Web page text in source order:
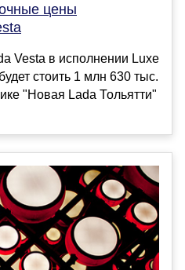
цены
Vesta в исполнении Luxe
стоить 1 млн 630 тыс.
"Новая Lada Тольятти"